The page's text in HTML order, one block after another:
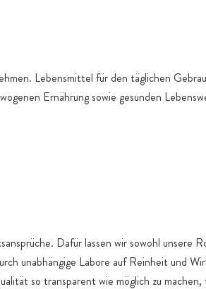
Lebensmittel für den täglichen
Ernährung sowie gesunden
Dafür lassen wir sowohl unsere
unabhängige Labore auf Reinheit und
so transparent wie möglich zu